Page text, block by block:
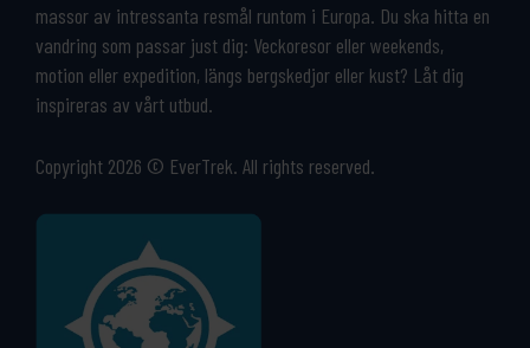
massor av intressanta resmål runtom i Europa. Du ska hitta en
vandring som passar just dig: Veckoresor eller weekends,
motion eller expedition, längs bergskedjor eller kust? Låt dig
inspireras av vårt utbud.
Copyright 2026 © EverTrek. All rights reserved.